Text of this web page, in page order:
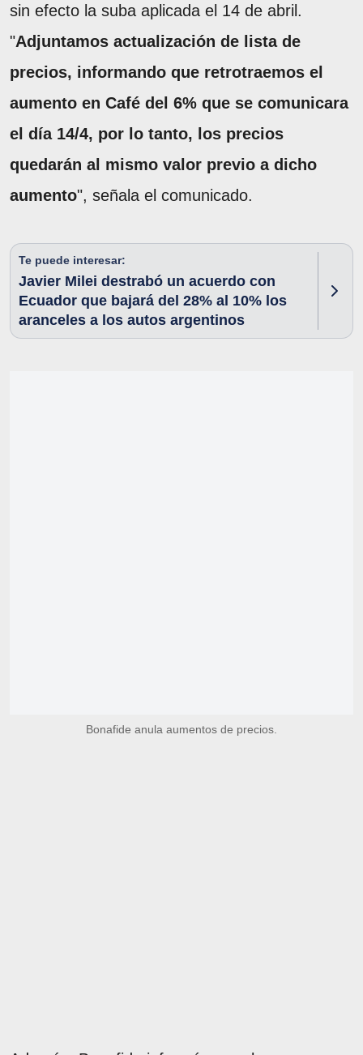
sin efecto la suba aplicada el 14 de abril.
"Adjuntamos actualización de lista de
precios, informando que retrotraemos el
aumento en Café del 6% que se comunicara
el día 14/4, por lo tanto, los precios
quedarán al mismo valor previo a dicho
aumento", señala el comunicado.
Te puede interesar:
Javier Milei destrabó un acuerdo con
Ecuador que bajará del 28% al 10% los
aranceles a los autos argentinos
Bonafide anula aumentos de precios.